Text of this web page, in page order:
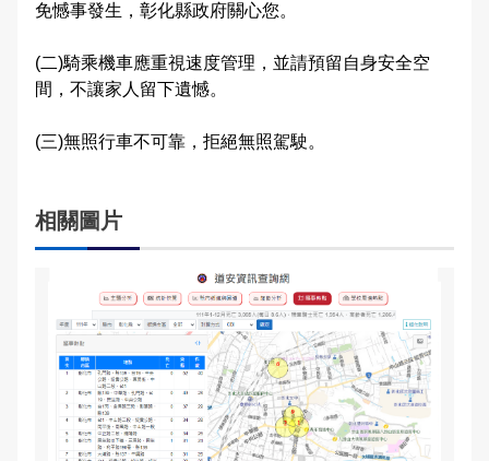
交通違規檢舉
常見問答
English
免憾事發生，彰化縣政府關心您。
(二)騎乘機車應重視速度管理，並請預留自身安全空
間，不讓家人留下遺憾。
(三)無照行車不可靠，拒絕無照駕駛。
相關圖片